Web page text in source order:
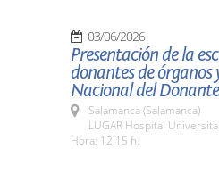
03/06/2026
Presentación de la
donantes de órganos
Nacional del
Salamanca (Salamanca)
LUGAR Hospital
Hora: 12:15 h.